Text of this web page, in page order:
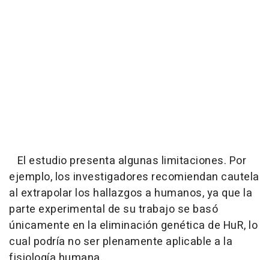
El estudio presenta algunas limitaciones. Por
ejemplo, los investigadores recomiendan cautela
al extrapolar los hallazgos a humanos, ya que la
parte experimental de su trabajo se basó
únicamente en la eliminación genética de HuR, lo
cual podría no ser plenamente aplicable a la